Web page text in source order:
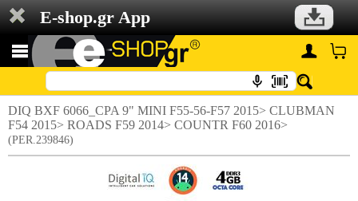
E-shop.gr App
DIQ BXF 6066_CPA 9" MINΙ F55-56-F57 2015> CLUBMAN
F54 2015> ROADS F59 2014> COUNTR F60 2016>
(PER.239846)